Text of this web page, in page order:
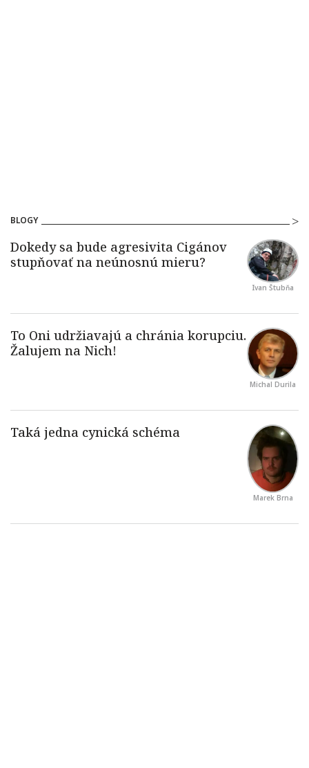
BLOGY
Ivan Štubňa
Michal Durila
Marek Brna